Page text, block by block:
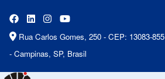
Rua Carlos Gomes, 250 - CEP: 13083-855
- Campinas, SP, Brasil